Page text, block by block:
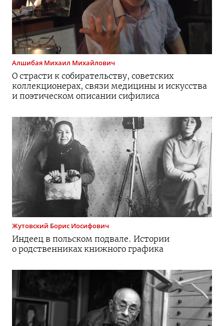
Алшибая Михаил Михайлович
О страсти к собирательству, советских
коллекционерах, связи медицины и искусства
и поэтическом описании сифилиса
Жутовский Борис Иосифович
Индеец в польском подвале. Истории
о родственниках книжного графика